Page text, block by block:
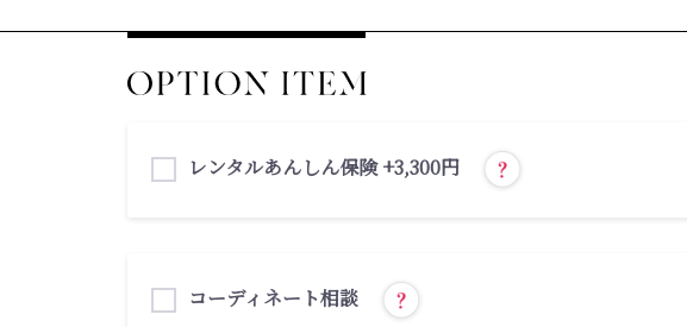
レンタルあんしん保険 +3,300円
コーディネート相談